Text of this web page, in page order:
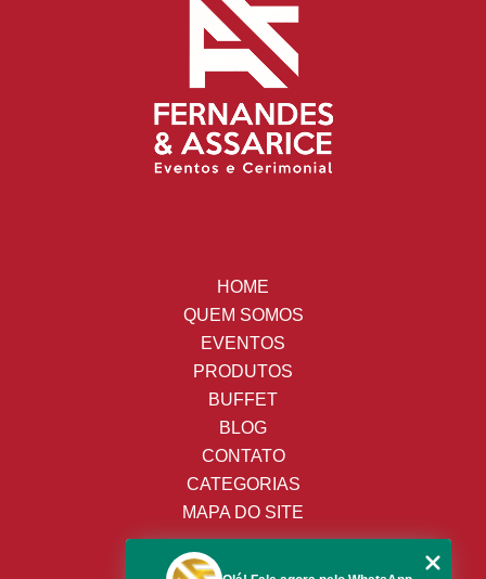
HOME
QUEM SOMOS
EVENTOS
PRODUTOS
BUFFET
BLOG
CONTATO
CATEGORIAS
MAPA DO SITE
(19) 3428-8443